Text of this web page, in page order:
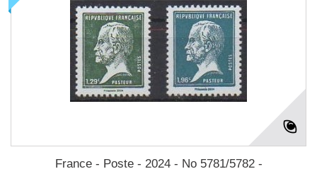
France - Poste - 2024 - No 5781/5782 -